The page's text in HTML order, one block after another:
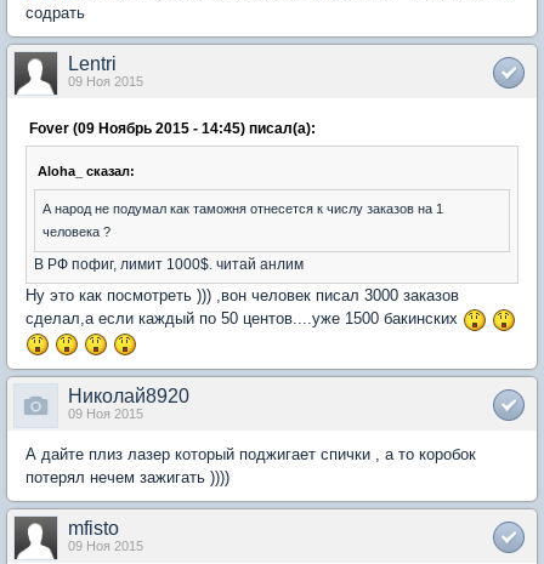
содрать
Lentri
09 Ноя 2015
Fover (09 Ноябрь 2015 - 14:45) писал(а):
Aloha_ сказал:
А народ не подумал как таможня отнесется к числу заказов на 1
человека ?
В РФ пофиг, лимит 1000$. читай анлим
Ну это как посмотреть ))) ,вон человек писал 3000 заказов
сделал,а если каждый по 50 центов....уже 1500 бакинских
Николай8920
09 Ноя 2015
А дайте плиз лазер который поджигает спички , а то коробок
потерял нечем зажигать ))))
mfisto
09 Ноя 2015